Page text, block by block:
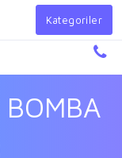
Giriş Yap
Kategoriler